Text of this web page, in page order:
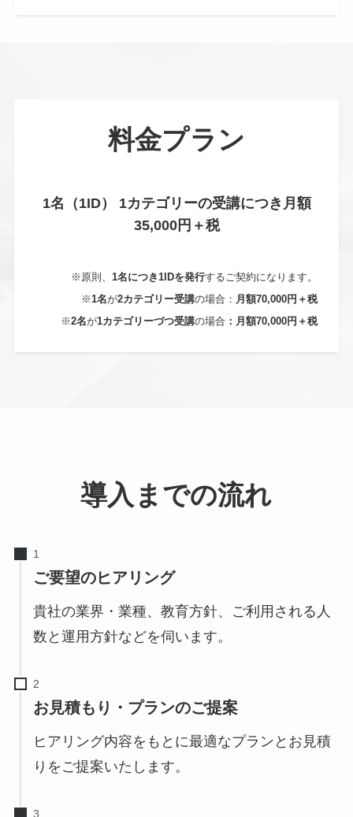
料金プラン
1名（1ID） 1カテゴリーの受講につき月額
35,000円＋税
※原則、 1名につき1IDを発行するご契約になります。
※ 1名が2カテゴリー受講の場合： 月額70,000円＋税
※2名が1カテゴリーづつ受講の場合 ：月額70,000円＋税
導入までの流れ
ご要望のヒアリング
貴社の業界・業種、教育方針、ご利用される人
数と運用方針などを伺います。
お見積もり・ プランのご提案
ヒアリング内容をもとに最適なプランとお見積
りをご提案いたします。